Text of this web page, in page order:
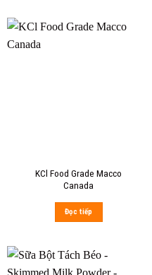
KCl Food Grade Macco
Canada
Đọc tiếp